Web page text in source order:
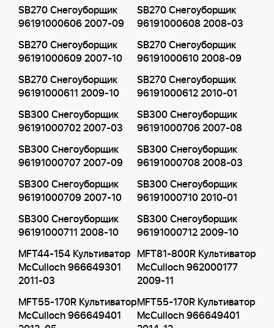
SB270 Снегоуборщик
96191000606 2007-09
SB270 Снегоуборщик
96191000608 2008-03
SB270 Снегоуборщик
96191000609 2007-10
SB270 Снегоуборщик
96191000610 2008-09
SB270 Снегоуборщик
96191000611 2009-10
SB270 Снегоуборщик
96191000612 2010-01
SB300 Снегоуборщик
96191000702 2007-03
SB300 Снегоуборщик
96191000706 2007-08
SB300 Снегоуборщик
96191000707 2007-09
SB300 Снегоуборщик
96191000708 2008-03
SB300 Снегоуборщик
96191000709 2007-10
SB300 Снегоуборщик
96191000710 2010-01
SB300 Снегоуборщик
96191000711 2008-10
SB300 Снегоуборщик
96191000712 2009-10
MFT44-154 Культиватор
McCulloch 966649301
2011-03
MFT81-800R Культиватор
McCulloch 962000177
2009-11
MFT55-170R Культиватор
McCulloch 966649401
MFT55-170R Культиватор
McCulloch 966649401